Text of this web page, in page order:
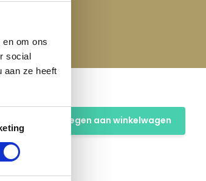
om ons
social
aan ze heeft
Toevoegen aan winkelwagen